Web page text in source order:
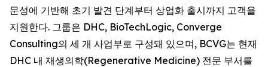
문성에 기반해 초기 발견 단계부터 상업화 출시까지 고객을
지원한다. 그룹은 DHC, BioTechLogic, Converge
Consulting의 세 개 사업부로 구성돼 있으며, BCVG는 현재
DHC 내 재생의학(Regenerative Medicine) 전문 부서를